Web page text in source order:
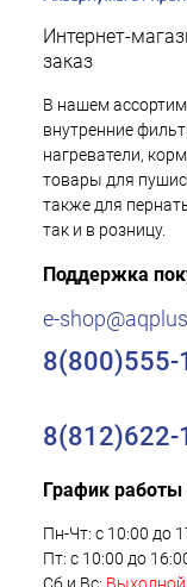
Интернет-
заказ
В нашем
внутренние
нагреватели,
товары для
также для
так и в розницу.
Поддержка
e-
8(800)555-
8(812)622-
График работы
Пн-Чт: с 10:00 до
Пт: с 10:00 до